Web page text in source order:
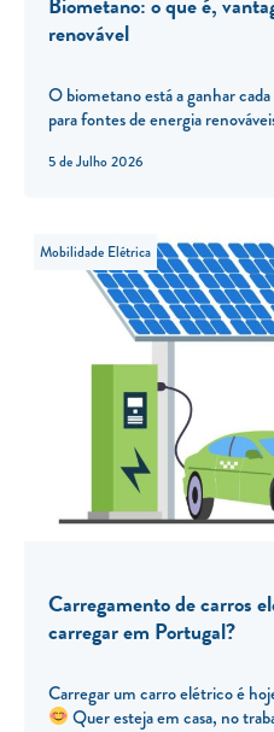
5 de Julho 2026
renovável
O biometano está a ganhar
para fontes de energia
Mobilidade Elétrica
Carregamento de carros
carregar em Portugal?
Carregar um carro elétrico é
Quer esteja em casa, no